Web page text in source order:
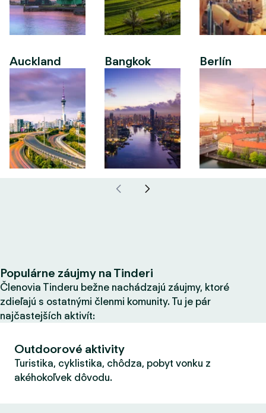
Auckland Bangkok Berlín
Populárne záujmy na Tinderi
Členovia Tinderu bežne nachádzajú záujmy, ktoré
zdieľajú s ostatnými členmi komunity. Tu je pár
najčastejších aktivít:
Outdoorové aktivity
Turistika, cyklistika, chôdza, pobyt vonku z
akéhokoľvek dôvodu.